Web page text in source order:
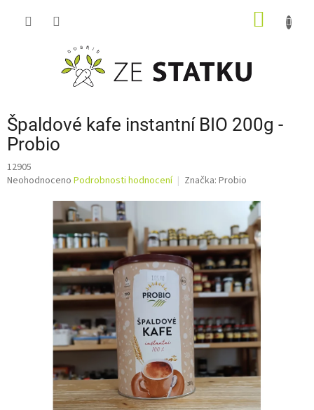
Špaldové kafe instantní BIO 200g -
Probio
12905
Průměrné
Neohodnoceno Podrobnosti hodnocení Značka: Probio